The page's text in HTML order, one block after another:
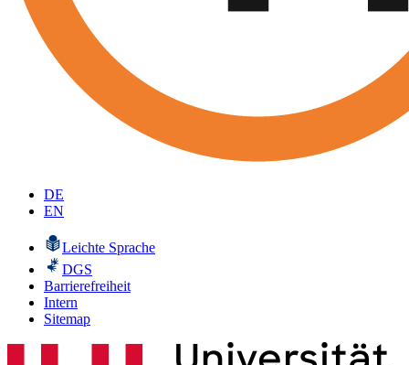
DE
EN
Leichte Sprache
DGS
Barrierefreiheit
Intern
Sitemap